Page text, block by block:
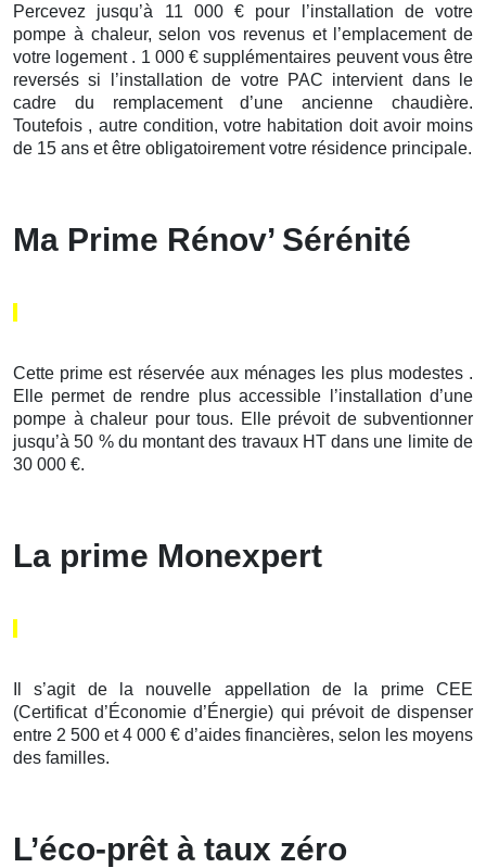
Percevez jusqu’à 11 000 € pour l’installation de votre
pompe à chaleur, selon vos revenus et l’emplacement de
votre logement . 1 000 € supplémentaires peuvent vous être
reversés si l’installation de votre PAC intervient dans le
cadre du remplacement d’une ancienne chaudière.
Toutefois , autre condition, votre habitation doit avoir moins
de 15 ans et être obligatoirement votre résidence principale.
Ma Prime Rénov’ Sérénité
Cette prime est réservée aux ménages les plus modestes .
Elle permet de rendre plus accessible l’installation d’une
pompe à chaleur pour tous. Elle prévoit de subventionner
jusqu’à 50 % du montant des travaux HT dans une limite de
30 000 €.
La prime Monexpert
Il s’agit de la nouvelle appellation de la prime CEE
(Certificat d’Économie d’Énergie) qui prévoit de dispenser
entre 2 500 et 4 000 € d’aides financières, selon les moyens
des familles.
L’éco-prêt à taux zéro